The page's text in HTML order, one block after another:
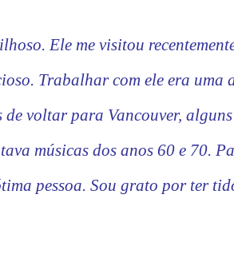
Ele me visitou
Trabalhar com ele era uma
voltar para Vancouver,
músicas dos anos 60 e 70.
pessoa. Sou grato por ter